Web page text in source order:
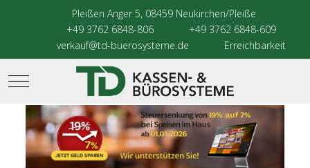
Pleißen Anger 5, 08459 Neukirchen/Pleiße
+49 3762 6848-806
+49 3762 6848-609
verkauf@td-buerosysteme.de
Erreichbarkeit
Mobile Menu Toggle